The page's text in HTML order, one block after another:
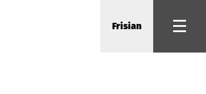
Frisian